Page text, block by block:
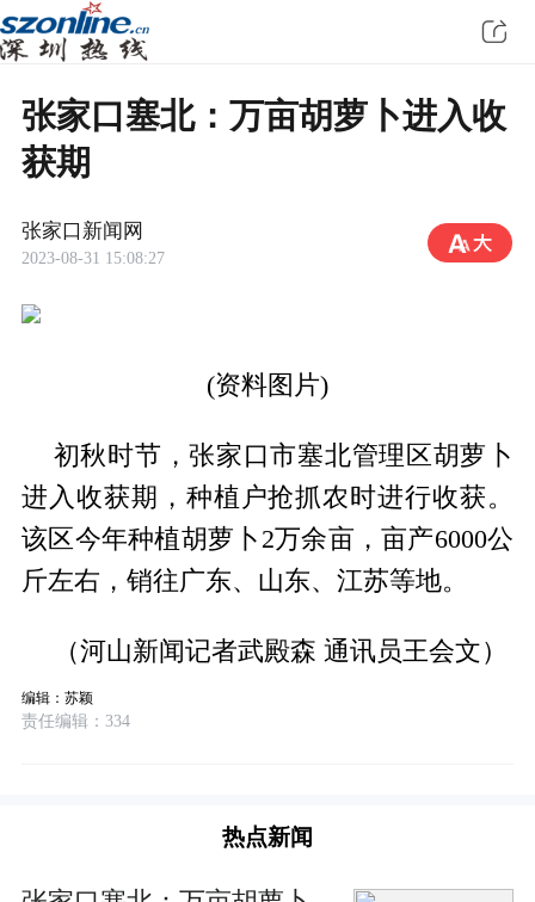
张家口塞北：万亩胡萝卜进入收
获期
张家口新闻网
2023-08-31 15:08:27
(资料图片)
初秋时节，张家口市塞北管理区胡萝卜
进入收获期，种植户抢抓农时进行收获。
该区今年种植胡萝卜2万余亩，亩产6000公
斤左右，销往广东、山东、江苏等地。
（河山新闻记者武殿森 通讯员王会文）
编辑：苏颖
责任编辑：334
热点新闻